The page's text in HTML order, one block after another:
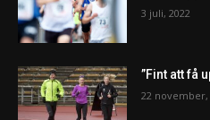
3 juli, 2022
”Fint att få
22 november,